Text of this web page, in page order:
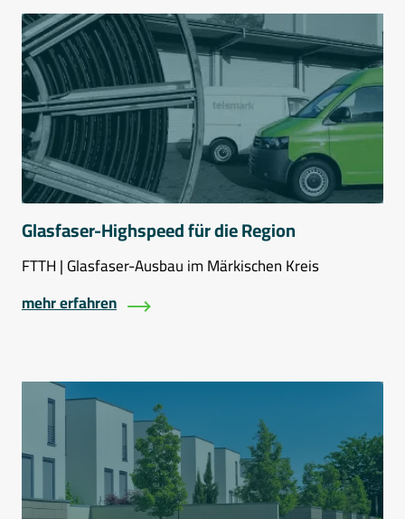
Glasfaser-Highspeed für die Region
FTTH | Glasfaser-Ausbau im Märkischen Kreis
mehr erfahren